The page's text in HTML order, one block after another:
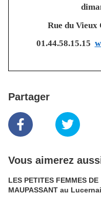
Rue du Vieux
01.44.58.15.15
Partager
Vous aimerez
LES PETITES FEMMES DE
MAUPASSANT au